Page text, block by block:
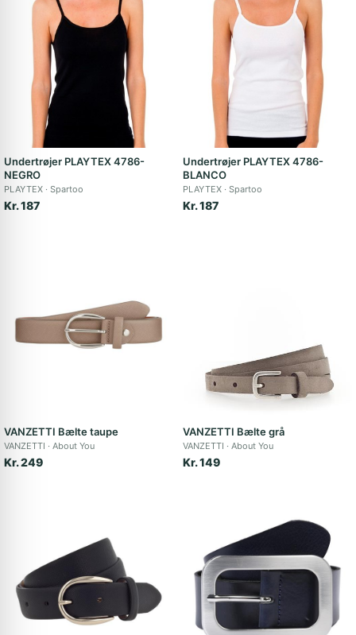
Undertrøjer PLAYTEX 4786-
NEGRO
PLAYTEX Spartoo
Kr. 187
Undertrøjer PLAYTEX 4786-
BLANCO
PLAYTEX Spartoo
Kr. 187
VANZETTI Bælte taupe
VANZETTI About You
Kr. 249
VANZETTI Bælte grå
VANZETTI About You
Kr. 149